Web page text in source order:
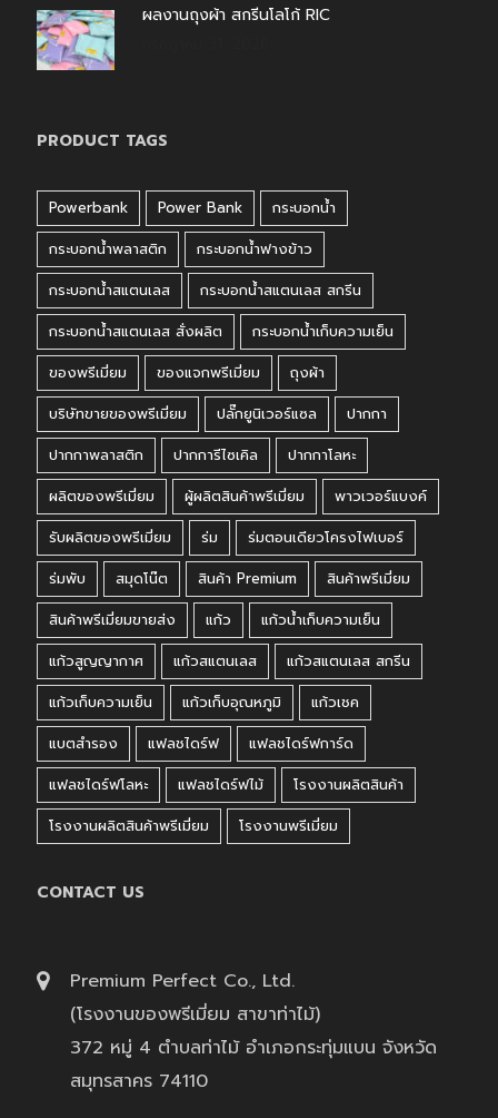
ผลงานถุงผ้า สกรีนโลโก้ RIC
PRODUCT TAGS
Powerbank Power Bank
กระบอกน้ำ
กระบอกน้ำพลาสติก
กระบอกน้ำฟางข้าว
กระบอกน้ำสแตนเลส
กระบอกน้ำสแตนเลส สกรีน
กระบอกน้ำสแตนเลส สั่งผลิต
กระบอกน้ำเก็บความเย็น
ของพรีเมี่ยม
ของแจกพรีเมี่ยม
ถุงผ้า
บริษัทขายของพรีเมี่ยม
ปลั๊กยูนิเวอร์แซล
ปากกา
ปากกาพลาสติก
ปากการีไซเคิล
ปากกาโลหะ
ผลิตของพรีเมี่ยม
ผู้ผลิตสินค้าพรีเมี่ยม
พาวเวอร์แบงค์
รับผลิตของพรีเมี่ยม
ร่ม
ร่มตอนเดียวโครงไฟเบอร์
ร่มพับ
สมุดโน๊ต สินค้า Premium
สินค้าพรีเมี่ยม
สินค้าพรีเมี่ยมขายส่ง
แก้ว
แก้วน้ำเก็บความเย็น
แก้วสูญญากาศ
แก้วสแตนเลส
แก้วสแตนเลส สกรีน
แก้วเก็บความเย็น
แก้วเก็บอุณหภูมิ
แก้วเชค
แบตสำรอง
แฟลชไดร์ฟ
แฟลชไดร์ฟการ์ด
แฟลชไดร์ฟโลหะ
แฟลชไดร์ฟไม้
โรงงานผลิตสินค้า
โรงงานผลิตสินค้าพรีเมี่ยม
โรงงานพรีเมี่ยม
CONTACT US
Premium Perfect Co., Ltd.
(โรงงานของพรีเมี่ยม สาขาท่าไม้)
372 หมู่ 4 ตำบลท่าไม้ อำเภอกระทุ่มแบน จังหวัด
สมุทรสาคร 74110